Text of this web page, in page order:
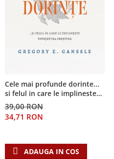
Cele mai profunde dorinte...
si felul in care le implineste
invatatura crestina
39,00 RON
34,71 RON
ADAUGA IN COS